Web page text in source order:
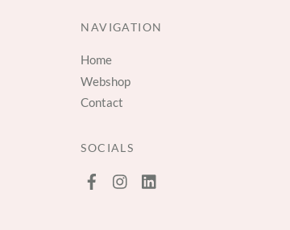
NAVIGATION
Home
Webshop
Contact
SOCIALS